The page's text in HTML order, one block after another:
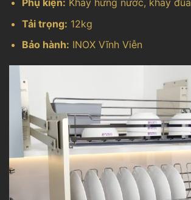
Tải trọng: 12kg
Bảo hành: INOX Vĩnh Viễn